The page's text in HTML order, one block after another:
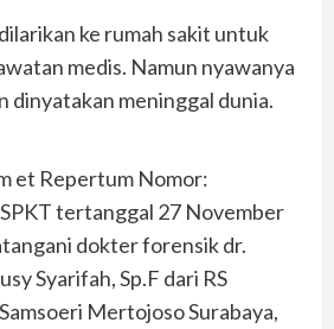
ke rumah sakit untuk
medis. Namun nyawanya
dinyatakan meninggal dunia.
et Repertum Nomor:
tertanggal 27 November
dokter forensik dr.
Syarifah, Sp.F dari RS
Mertojoso Surabaya,